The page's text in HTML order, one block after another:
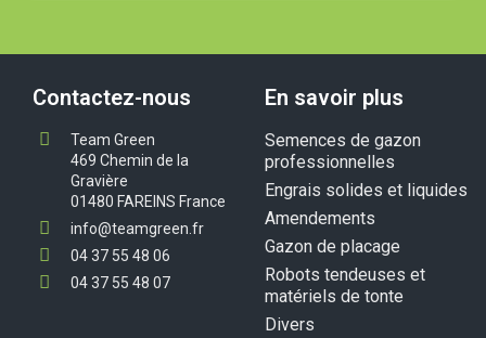
Contactez-nous
Team Green
469 Chemin de la
Gravière
01480 FAREINS France
info@teamgreen.fr
04 37 55 48 06
04 37 55 48 07
En savoir plus
Semences de gazon
professionnelles
Engrais solides et liquides
Amendements
Gazon de placage
Robots tendeuses et
matériels de tonte
Divers